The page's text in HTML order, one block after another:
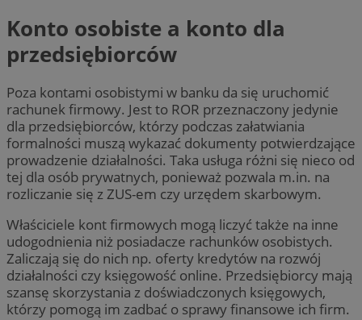
Konto osobiste a konto dla
przedsiębiorców
Poza kontami osobistymi w banku da się uruchomić
rachunek firmowy. Jest to ROR przeznaczony jedynie
dla przedsiębiorców, którzy podczas załatwiania
formalności muszą wykazać dokumenty potwierdzające
prowadzenie działalności. Taka usługa różni się nieco od
tej dla osób prywatnych, ponieważ pozwala m.in. na
rozliczanie się z ZUS-em czy urzędem skarbowym.
Właściciele kont firmowych mogą liczyć także na inne
udogodnienia niż posiadacze rachunków osobistych.
Zaliczają się do nich np. oferty kredytów na rozwój
działalności czy księgowość online. Przedsiębiorcy mają
szansę skorzystania z doświadczonych księgowych,
którzy pomogą im zadbać o sprawy finansowe ich firm.